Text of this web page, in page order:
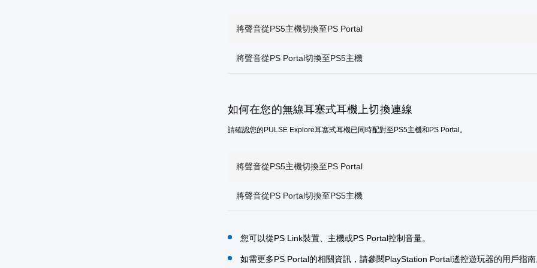
將聲音從PS5主機切換至PS Portal
將聲音從PS Portal切換至PS5主機
如何在您的無線耳塞式耳機上切換連線
請確認您的PULSE Explore耳塞式耳機已同時配對至PS5主機和PS Portal。
將聲音從PS5主機切換至PS Portal
將聲音從PS Portal切換至PS5主機
您可以從PS Link裝置、主機或PS Portal控制音量。
如需更多PS Portal的相關資訊，請參閱PlayStation Portal遙控遊玩器的用戶指